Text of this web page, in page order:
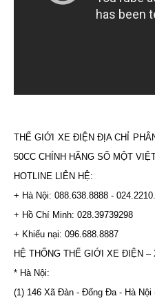
THẾ GIỚI XE ĐIỆN ĐỊA CHỈ
50CC CHÍNH HÃNG SỐ MỘT
HOTLINE LIÊN HỆ:
+ Hà Nội: 088.638.8888 -
+ Hồ Chí Minh: 028.39739298
+ Khiếu nại: 096.688.8887
HỆ THỐNG THẾ GIỚI XE ĐIỆN –
* Hà Nội:
(1) 146 Xã Đàn - Đống Đa - Hà